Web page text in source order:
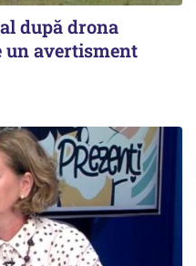
după drona
un avertisment